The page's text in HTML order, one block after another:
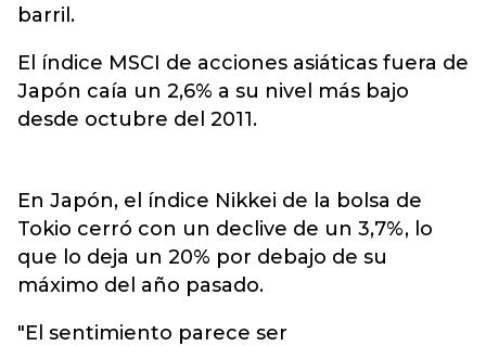
barril.
El índice MSCI de acciones asiáticas fuera de
Japón caía un 2,6% a su nivel más bajo
desde octubre del 2011.
En Japón, el índice Nikkei de la bolsa de
Tokio cerró con un declive de un 3,7%, lo
que lo deja un 20% por debajo de su
máximo del año pasado.
"El sentimiento parece ser